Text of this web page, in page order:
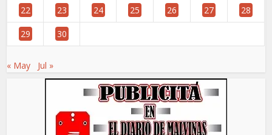
22 23 24 25 26 27 28
29 30
« May Jul »